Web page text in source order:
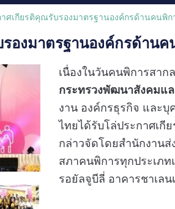
ศเกียรติคุณรับรองมาตรฐานองค์กรด้านคนพิก
องมาตรฐานองค์กรด้าน
เนื่องในวันคนพิการสาก
กระทรวงพัฒนาสังคมแ
งาน องค์กรธุรกิจ และ
ไทยได้รับโล่ประกาศเ
กล่าวจัดโดยสำนักงาน
สภาคนพิการทุกประเภท
รอยัลจูบีลี่ อาคารชาเลน